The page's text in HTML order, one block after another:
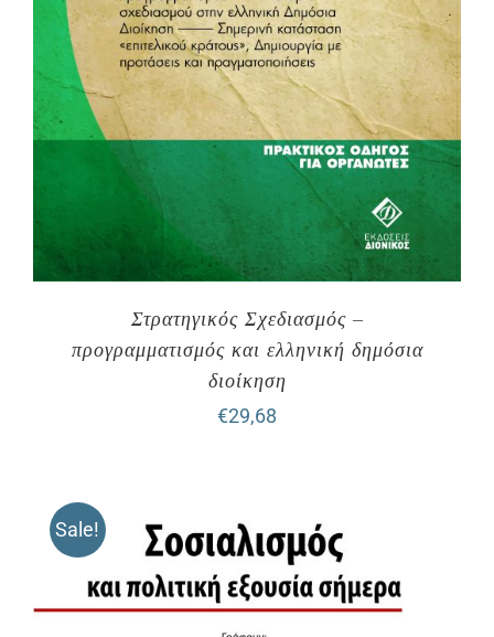
Στρατηγικός Σχεδιασμός –
προγραμματισμός και ελληνική δημόσια
διοίκηση
€29,68
Sale!